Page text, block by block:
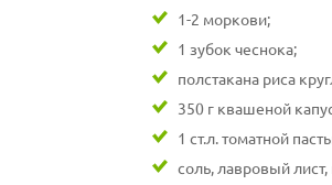
1-2 моркови;
1 зубок чеснока;
полстакана риса
350 г квашеной
1 ст.л. томатной
соль, лавровый